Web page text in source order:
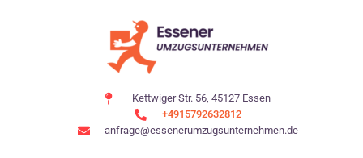
Kettwiger Str. 56, 45127 Essen
+4915792632812
anfrage@essenerumzugsunternehmen.de